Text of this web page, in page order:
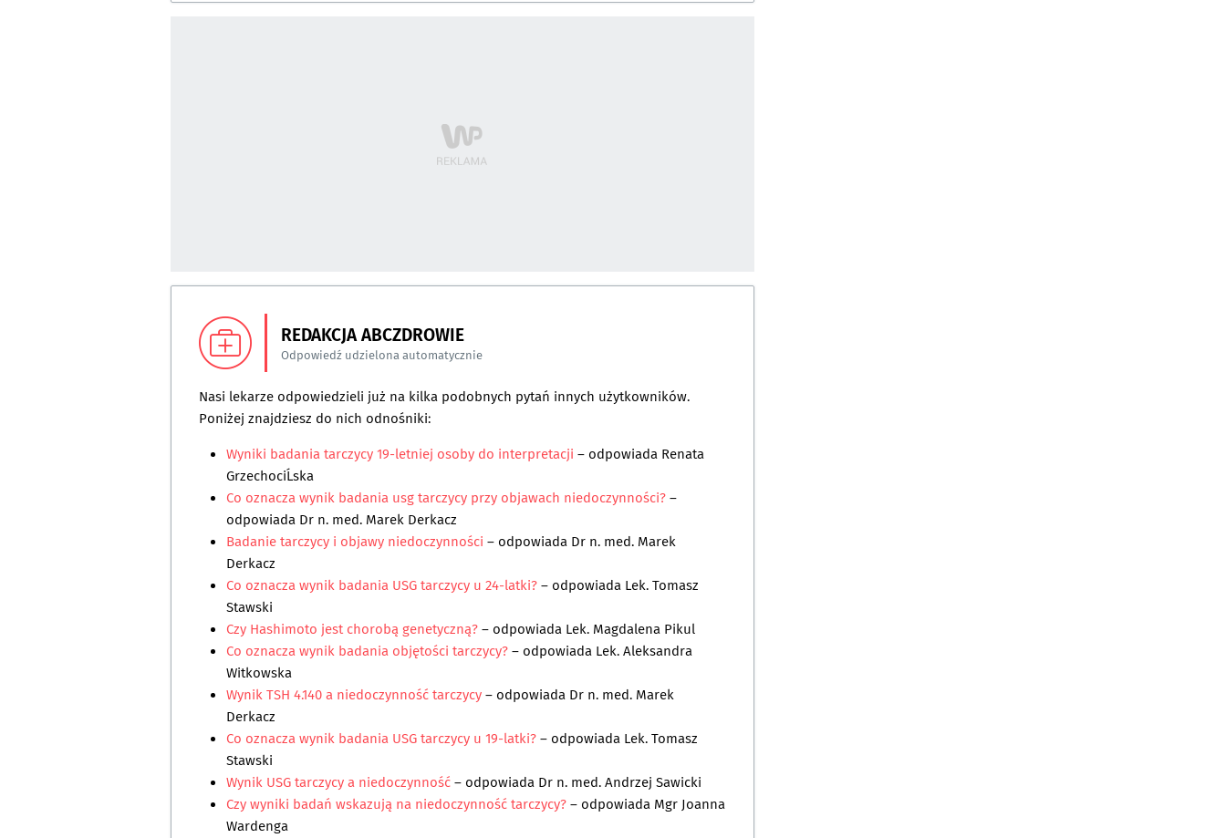
REDAKCJA ABCZDROWIE
Odpowiedź udzielona automatycznie
Nasi lekarze odpowiedzieli już na kilka podobnych pytań innych użytkowników.
Poniżej znajdziesz do nich odnośniki:
Wyniki badania tarczycy 19-letniej osoby do interpretacji – odpowiada Renata
GrzechociĹska
Co oznacza wynik badania usg tarczycy przy objawach niedoczynności?–
odpowiada Dr n. med. Marek Derkacz
Badanie tarczycy i objawy niedoczynności – odpowiada Dr n. med. Marek
Derkacz
Co oznacza wynik badania USG tarczycy u 24-latki?– odpowiada Lek. Tomasz
Stawski
Czy Hashimoto jest chorobą genetyczną?– odpowiada Lek. Magdalena Pikul
Co oznacza wynik badania objętości tarczycy?– odpowiada Lek. Aleksandra
Witkowska
Wynik TSH 4.140 a niedoczynność tarczycy– odpowiada Dr n. med. Marek
Derkacz
Co oznacza wynik badania USG tarczycy u 19-latki?– odpowiada Lek. Tomasz
Stawski
Wynik USG tarczycy a niedoczynność– odpowiada Dr n. med. Andrzej Sawicki
Czy wyniki badań wskazują na niedoczynność tarczycy?– odpowiada Mgr Joanna
Wardenga